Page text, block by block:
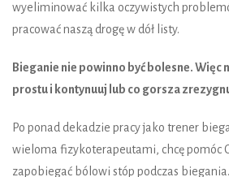
wyeliminować kilka oczywistych
pracować naszą drogę w dół listy.
Bieganie nie powinno być bolesne. Więc
prostu i kontynuuj lub co gorsza
Po ponad dekadzie pracy jako trener
wieloma fizykoterapeutami, chcę pomóc
zapobiegać bólowi stóp podczas biegania.